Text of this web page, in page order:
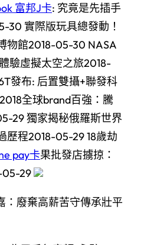
富邦J卡: 究竟是先插手
30 實際版玩具總發動！
物館2018-05-30 NASA
驗虛擬太空之旅2018-
發布: 后置雙攝+聯發科
全球brand百強：騰
29 獨家揭秘俄羅斯世界
歷程2018-05-29 18歲劫
pay卡果批發店擄掠：
05-29
：廢棄高薪苦守傳承壯平